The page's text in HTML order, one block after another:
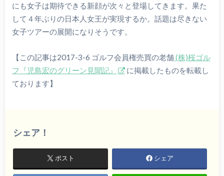
にも女子は期待できる新顔が次々と登場してきます。果た
して４年ぶりの日本人女王が実現するか。話題は尽きない
女子ツアーの展開になりそうです。
【この記事は2017-3-6 ゴルフ会員権売買の老舗(株)桜ゴル
フ『児島宏のグリーン見聞記』
に掲載したものを転載し
ております】
シェア！
ポスト シェア